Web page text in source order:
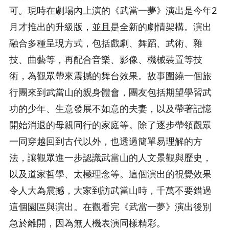
可。現時在劇場內上演的《武當一夢》演出是今年2
月才推出的升級版，並且是全新的劇情架構。演出
融合多種呈現方式，包括戲劇、舞蹈、武術、雜
技、曲藝等，再配合音樂、影像、機械裝置等技
術，為觀眾帶來震撼的舞台效果。故事圍繞一個旅
行團來到武當山的親身體會，團友包括期望學習武
功的少年、生意發展不如意的夫妻，以及帶著記憶
開始消退的母親同行的家庭等。除了逐步帶領觀眾
一同穿越回到古代以外，也透過簡單易理解的方
法，讓觀眾進一步認識武當山的人文景觀與歷史，
以及道家哲學、太極理念等。這個演出的視覺效果
令人大為震撼，大家到訪武當山時，千萬不要錯過
這個園區與演出。在觀看完《武當一夢》演出後別
急於離開，因為無人機表演同樣精彩。